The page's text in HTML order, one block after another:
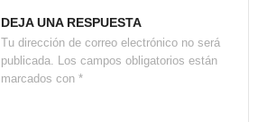
DEJA UNA RESPUESTA
Tu dirección de correo electrónico no será
publicada. Los campos obligatorios están
marcados con*